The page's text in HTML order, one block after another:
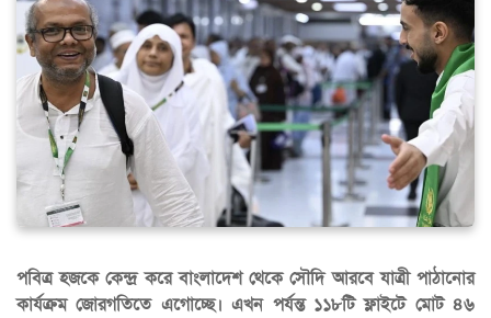
পবিত্র হজকে কেন্দ্র করে বাংলাদেশ থেকে সৌদি আরবে যাত্রী পাঠানোর
কার্যক্রম জোরগতিতে এগোচ্ছে। এখন পর্যন্ত ১১৮টি ফ্লাইটে মোট ৪৬